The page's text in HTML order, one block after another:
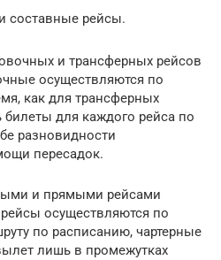
составные рейсы.
и трансферных рейсов
осуществляются по
как для трансферных
билеты для каждого рейса по
разновидности
пересадок.
и прямыми рейсами
осуществляются по
по расписанию, чартерные
лишь в промежутках